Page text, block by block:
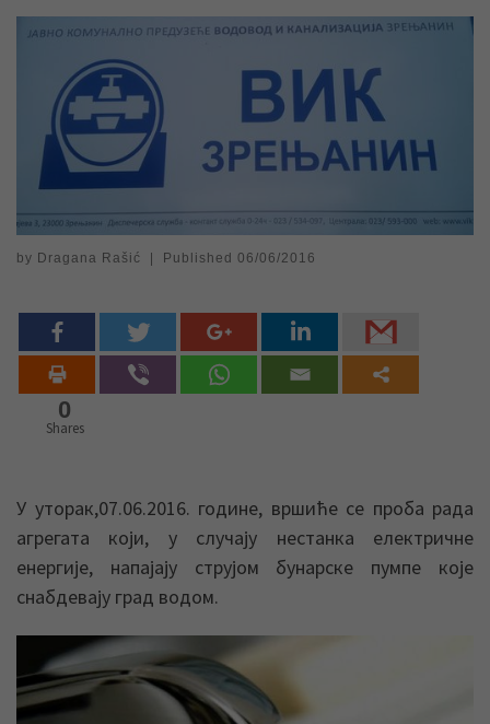
by Dragana Rašić Published 06/06/2016
0
Shares
У уторак,07.06.2016. године, вршиће се проба рада
агрегата који, у случају нестанка електричне
енергије, напајају струјом бунарске пумпе које
снабдевају град водом.